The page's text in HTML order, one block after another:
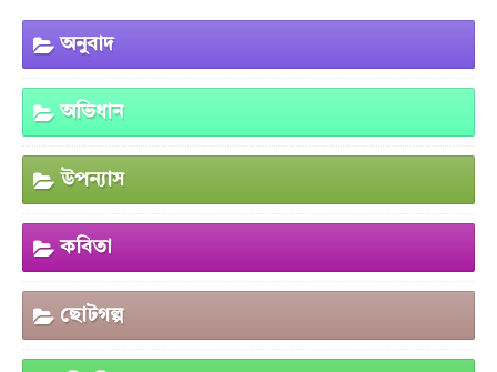
অনুবাদ
অভিধান
উপন্যাস
কবিতা
ছোটগল্প